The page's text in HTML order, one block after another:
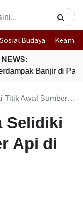
Sosial Budaya
Banjir di
Api di Depo Plumpang
Selidiki
Api di